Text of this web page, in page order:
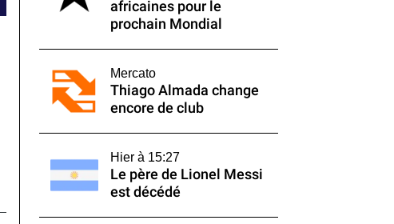
africaines pour le
prochain Mondial
Mercato
Thiago Almada change
encore de club
Hier à 15:27
Le père de Lionel Messi
est décédé